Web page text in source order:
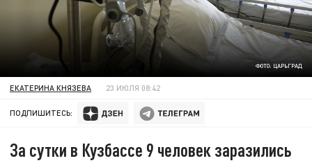
ФОТО: ЦАРЬГРАД
ЕКАТЕРИНА КНЯЗЕВА 23 ИЮЛЯ 08:42
ПОДПИШИТЕСЬ:
За сутки в Кузбассе 9 человек заразились